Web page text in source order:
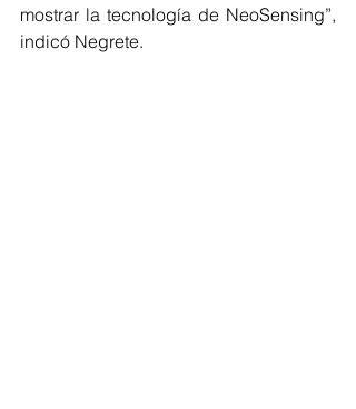
mostrar la tecnología de NeoSensing”,
indicó Negrete.